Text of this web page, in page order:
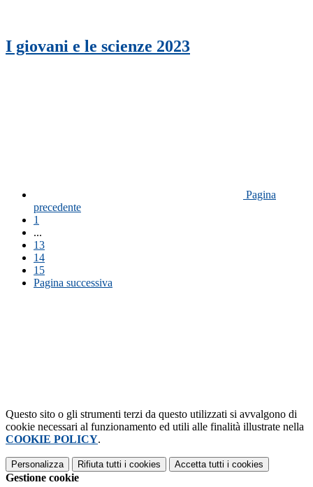
I giovani e le scienze 2023
Pagina
precedente
1
...
13
14
15
Pagina successiva
Questo sito o gli strumenti terzi da questo utilizzati si avvalgono di
cookie necessari al funzionamento ed utili alle finalità illustrate nella
COOKIE POLICY.
Personalizza Rifiuta tutti i cookies Accetta tutti i cookies
Gestione cookie